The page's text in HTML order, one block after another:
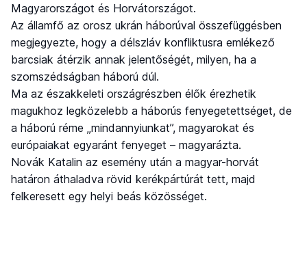
Magyarországot és Horvátországot.
Az államfő az orosz ukrán háborúval összefüggésben
megjegyezte, hogy a délszláv konfliktusra emlékező
barcsiak átérzik annak jelentőségét, milyen, ha a
szomszédságban háború dúl.
Ma az északkeleti országrészben élők érezhetik
magukhoz legközelebb a háborús fenyegetettséget, de
a háború réme „mindannyiunkat”, magyarokat és
európaiakat egyaránt fenyeget – magyarázta.
Novák Katalin az esemény után a magyar-horvát
határon áthaladva rövid kerékpártúrát tett, majd
felkeresett egy helyi beás közösséget.